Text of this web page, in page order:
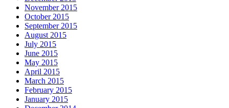
November 2015
October 2015
September 2015
August 2015
July 2015
June 2015
May 2015
April 2015
March 2015
February 2015
January 2015